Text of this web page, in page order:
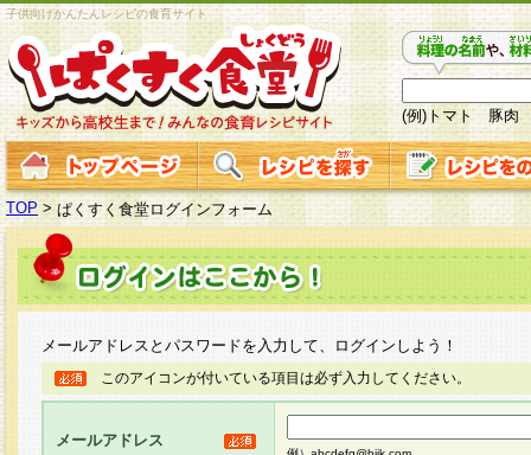
子供向けかんたんレシピの食育サイト
(例)トマト 豚肉
TOP > ぱくすく食堂ログインフォーム
メールアドレスとパスワードを入力して、ログインしよう！
このアイコンが付いている項目は必ず入力してください。
メールアドレス